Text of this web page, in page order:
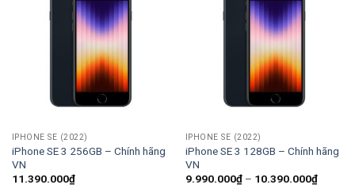
IPHONE SE (2022)
iPhone SE 3 256GB – Chính hãng
VN
11.390.000₫
IPHONE SE (2022)
iPhone SE 3 128GB – Chính hãng
VN
9.990.000₫ – 10.390.000₫Khoảng
giá: